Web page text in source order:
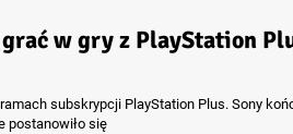
w gry z PlayStation
subskrypcji PlayStation Plus. Sony
postanowiło się